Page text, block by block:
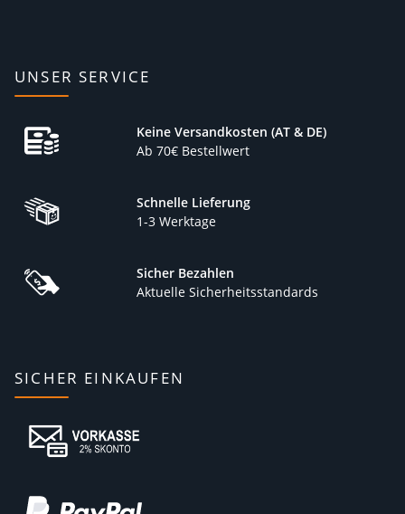
UNSER SERVICE
Keine Versandkosten (AT & DE)
Ab 70€ Bestellwert
Schnelle Lieferung
1-3 Werktage
Sicher Bezahlen
Aktuelle Sicherheitsstandards
SICHER EINKAUFEN